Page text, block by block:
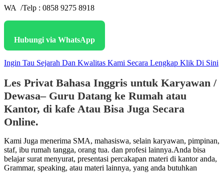
WA /Telp : 0858 9275 8918
Hubungi via WhatsApp
Ingin Tau Sejarah Dan Kwalitas Kami Secara Lengkap Klik Di Sini
Les Privat Bahasa Inggris untuk Karyawan /
Dewasa– Guru Datang ke Rumah atau
Kantor, di kafe Atau Bisa Juga Secara
Online.
Kami Juga menerima SMA, mahasiswa, selain karyawan, pimpinan,
staf, ibu rumah tangga, orang tua. dan profesi lainnya.Anda bisa
belajar surat menyurat, presentasi percakapan materi di kantor anda,
Grammar, speaking, atau materi lainnya, yang anda butuhkan